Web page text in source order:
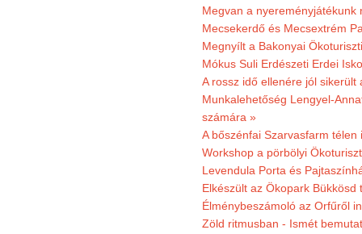
Megvan a nyereményjátékunk
Mecsekerdő és Mecsextrém
Megnyílt a Bakonyai
Mókus Suli Erdészeti Erdei
A rossz idő ellenére jól sikerült
Munkalehetőség Lengyel-
számára »
A bőszénfai Szarvasfarm
Workshop a pörbölyi
Levendula Porta és
Elkészült az Ökopark
Élménybeszámoló az Orfűről
Zöld ritmusban - Ismét